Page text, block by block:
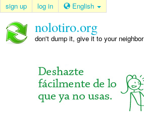
sign up log in English
nolotiro.org
don't dump it, give it to your neighbor